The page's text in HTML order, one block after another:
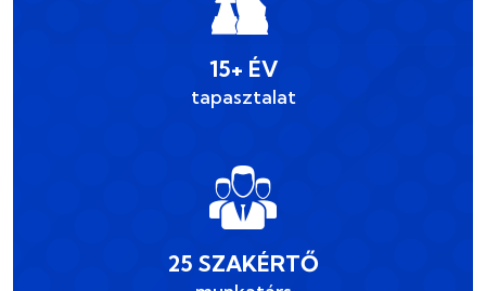
15+ ÉV
tapasztalat
25 SZAKÉRTŐ